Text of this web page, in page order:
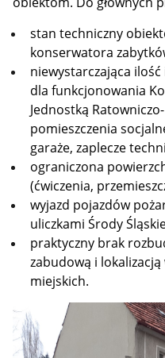
stan techniczny
konserwatora
niewystarczająca
dla funkcjonowania
Jednostką
pomieszczenia
garaże, zaplecze
ograniczona
(ćwiczenia,
wyjazd pojazdów
uliczkami Środy
praktyczny brak
zabudową i
miejskich.